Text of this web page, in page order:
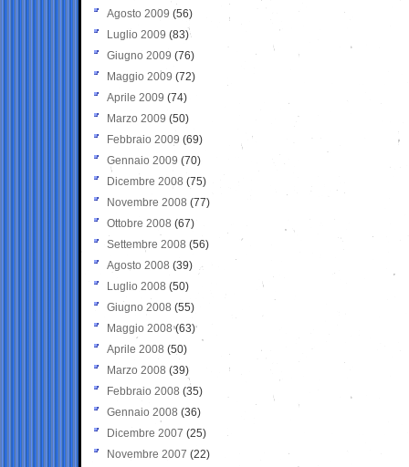
Agosto 2009 (56)
Luglio 2009 (83)
Giugno 2009 (76)
Maggio 2009 (72)
Aprile 2009 (74)
Marzo 2009 (50)
Febbraio 2009 (69)
Gennaio 2009 (70)
Dicembre 2008 (75)
Novembre 2008 (77)
Ottobre 2008 (67)
Settembre 2008 (56)
Agosto 2008 (39)
Luglio 2008 (50)
Giugno 2008 (55)
Maggio 2008(63)
Aprile 2008 (50)
Marzo 2008 (39)
Febbraio 2008 (35)
Gennaio 2008 (36)
Dicembre 2007 (25)
Novembre 2007 (22)